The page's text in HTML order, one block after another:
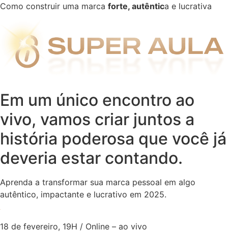
Como construir uma marca forte, autêntica e lucrativa
Em um único encontro ao
vivo, vamos criar juntos a
história poderosa que você já
deveria estar contando.
Aprenda a transformar sua marca pessoal em algo
autêntico, impactante e lucrativo em 2025.
18 de fevereiro, 19H / Online – ao vivo